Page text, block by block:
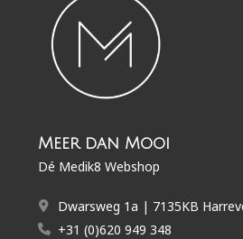
Meer dan Mooi
Dé Medik8 Webshop
Dwarsweg 1a | 7135KB
+31 (0)620 949 348